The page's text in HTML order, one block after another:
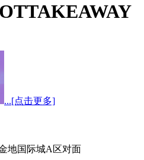
...[点击更多]
地国际城A区对面